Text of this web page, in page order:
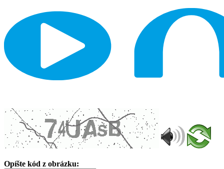
Opíšte kód z obrázku: